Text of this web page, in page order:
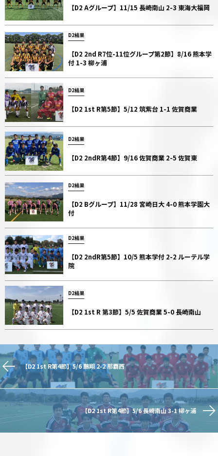
【D2 Aグループ】11/15 長崎南山 2-3 東海大福岡
D2結果
【D2 2nd R7位-11位グループ第2節】8/16 熊本学
付 1-3 柳ヶ浦
D2結果
【D2 1st R第5節】5/12 筑紫台 1-1 佐賀商業
D2結果
【D2 2ndR第4節】9/16 佐賀商業 2-5 佐賀東
D2結果
【D2 Bグループ】11/28 宮崎日大 4-0 熊本学園大
付
D2結果
【D2 2ndR第5節】10/5 熊本学付 2-2 ルーテル学
院
D2結果
【D2 1st R 第3節】5/5 佐賀商業 5-0 長崎南山
【D2 1st R第4節】5/6 鵬翔 2-2 那覇西
【D2 1st R第4節】5/6 長崎南山 3-1 柳ヶ浦